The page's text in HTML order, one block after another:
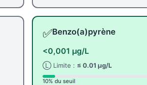
✅Benzo(a)pyrène
<0,001 µg/L
Ⓛ Limite : ≤ 0.01 µg/L
10% du seuil